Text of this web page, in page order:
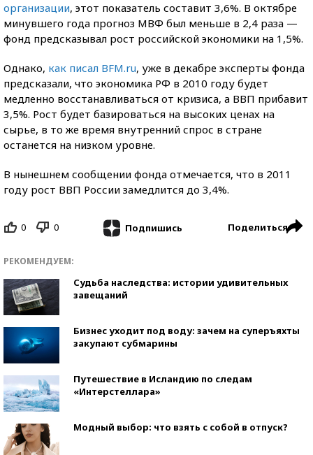
организации, этот показатель составит 3,6%. В октябре
минувшего года прогноз МВФ был меньше в 2,4 раза —
фонд предсказывал рост российской экономики на 1,5%.
Однако, как писал BFM.ru, уже в декабре эксперты фонда
предсказали, что экономика РФ в 2010 году будет
медленно восстанавливаться от кризиса, а ВВП прибавит
3,5%. Рост будет базироваться на высоких ценах на
сырье, в то же время внутренний спрос в стране
останется на низком уровне.
В нынешнем сообщении фонда отмечается, что в 2011
году рост ВВП России замедлится до 3,4%.
0 0 Подпишись Поделиться
РЕКОМЕНДУЕМ:
Судьба наследства: истории удивительных
завещаний
Бизнес уходит под воду: зачем на суперъяхты
закупают субмарины
Путешествие в Исландию по следам
«Интерстеллара»
Модный выбор: что взять с собой в отпуск?